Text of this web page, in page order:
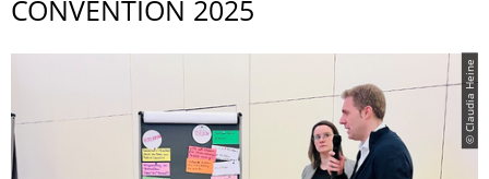
CONVENTION 2025
© Claudia Heine